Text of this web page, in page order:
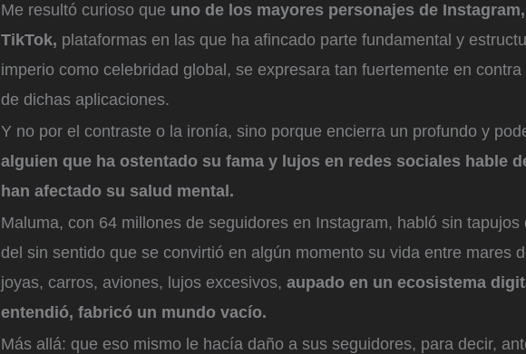
Me resultó curioso que uno de los mayores personajes de
TikTok, plataformas en las que ha afincado parte fundamental y
imperio como celebridad global, se expresara tan fuertemente en
de dichas aplicaciones.
Y no por el contraste o la ironía, sino porque encierra un profundo y
alguien que ha ostentado su fama y lujos en redes sociales hable
han afectado su salud mental.
Maluma, con 64 millones de seguidores en Instagram, habló sin tapujos
del sin sentido que se convirtió en algún momento su vida entre mares
joyas, carros, aviones, lujos excesivos, aupado en un ecosistema
entendió, fabricó un mundo vacío.
Más allá: que eso mismo le hacía daño a sus seguidores, para decir,